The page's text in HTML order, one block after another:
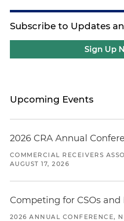
Subscribe to Updates
Sign Up
Upcoming Events
2026 CRA Annual
COMMERCIAL RECEIVERS
AUGUST 17, 2026
Competing for CSOs
2026 ANNUAL CONFERENCE,